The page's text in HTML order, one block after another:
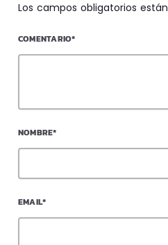
Los campos obligatorios
COMENTARIO*
NOMBRE*
EMAIL*